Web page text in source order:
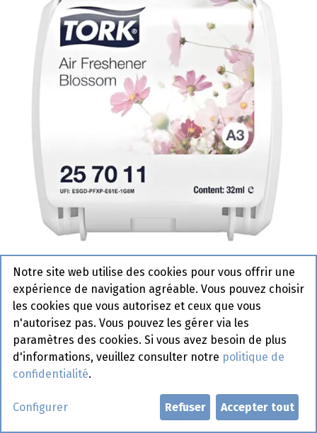
257011 Tork Recharge de
Désodorisant Floraison A3
Actif
Demander un compte
Notre site web utilise des cookies pour vous offrir une
expérience de navigation agréable. Vous pouvez choisir
les cookies que vous autorisez et ceux que vous
n'autorisez pas. Vous pouvez les gérer via les
paramètres des cookies. Si vous avez besoin de plus
d'informations, veuillez consulter notre politique de
confidentialité.
Configurer Refuser Accepter tout